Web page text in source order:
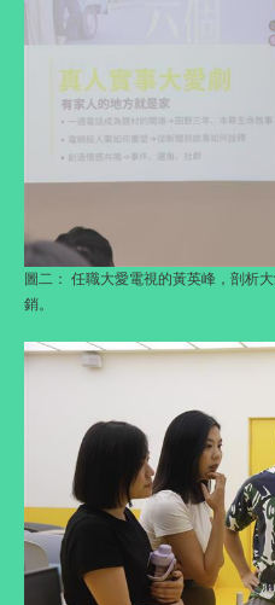
圖二： 任職大愛電視的黃英峰，剖析
銷。